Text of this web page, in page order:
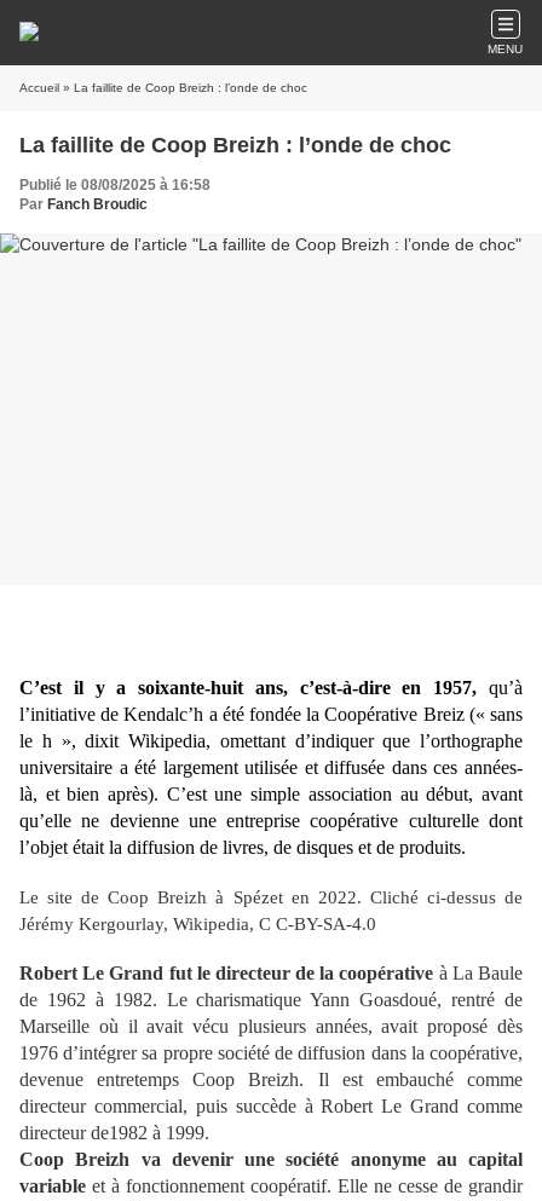
MENU
Accueil » La faillite de Coop Breizh : l’onde de choc
La faillite de Coop Breizh : l’onde de choc
Publié le 08/08/2025 à 16:58
Par Fanch Broudic
C’est il y a soixante-huit ans, c’est-à-dire en 1957, qu’à
l’initiative de Kendalc’h a été fondée la Coopérative Breiz (« sans
le h », dixit Wikipedia, omettant d’indiquer que l’orthographe
universitaire a été largement utilisée et diffusée dans ces années-
là, et bien après). C’est une simple association au début, avant
qu’elle ne devienne une entreprise coopérative culturelle dont
l’objet était la diffusion de livres, de disques et de produits.
Le site de Coop Breizh à Spézet en 2022. Cliché ci-dessus de
Jérémy Kergourlay, Wikipedia, C C-BY-SA-4.0
Robert Le Grand fut le directeur de la coopérative à La Baule
de 1962 à 1982. Le charismatique Yann Goasdoué, rentré de
Marseille où il avait vécu plusieurs années, avait proposé dès
1976 d’intégrer sa propre société de diffusion dans la coopérative,
devenue entretemps Coop Breizh. Il est embauché comme
directeur commercial, puis succède à Robert Le Grand comme
directeur de1982 à 1999.
Coop Breizh va devenir une société anonyme au capital
variable et à fonctionnement coopératif. Elle ne cesse de grandir